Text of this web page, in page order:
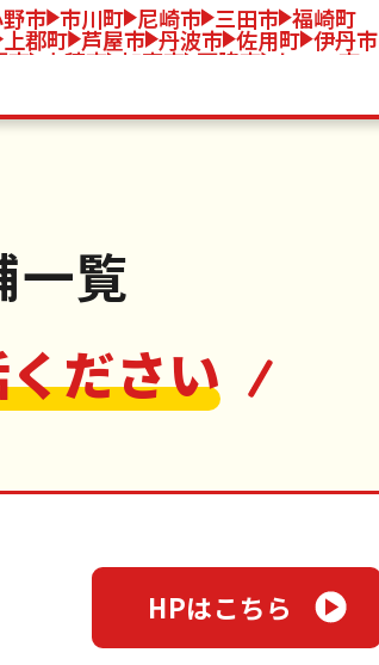
市 市川町 尼崎市 三田市 福崎町
上郡町 芦屋市 丹波市 佐用町 伊丹市
市 赤穂市 加東市 西脇市 たつの市
一覧
ださい
HPはこちら